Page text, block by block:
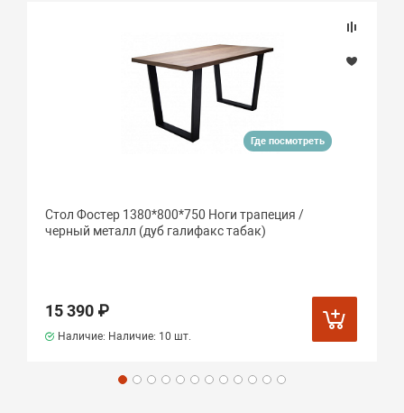
Где посмотреть
Стол Фостер 1380*800*750 Ноги трапеция /
черный металл (дуб галифакс табак)
15 390 ₽
Наличие: Наличие: 10 шт.